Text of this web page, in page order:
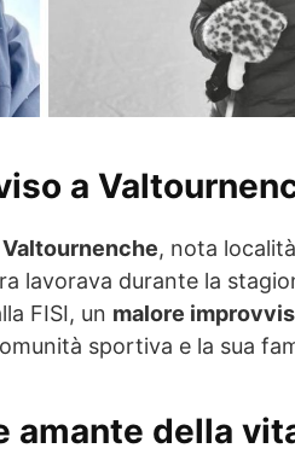
a
Valtournenche, nota
lavorava durante la
FISI, un malore
sportiva e la sua
amante della